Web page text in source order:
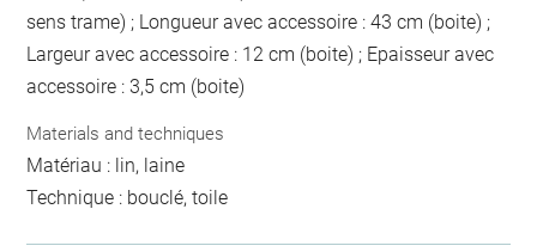
sens trame) ; Longueur avec accessoire : 43 cm (boite) ;
Largeur avec accessoire : 12 cm (boite) ; Epaisseur avec
accessoire : 3,5 cm (boite)
Materials and techniques
Matériau : lin, laine
Technique : bouclé, toile